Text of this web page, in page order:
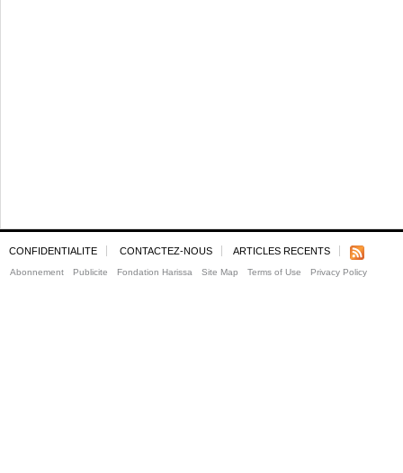
CONFIDENTIALITE CONTACTEZ-NOUS ARTICLES RECENTS
Abonnement Publicite Fondation Harissa Site Map Terms of Use Privacy Policy